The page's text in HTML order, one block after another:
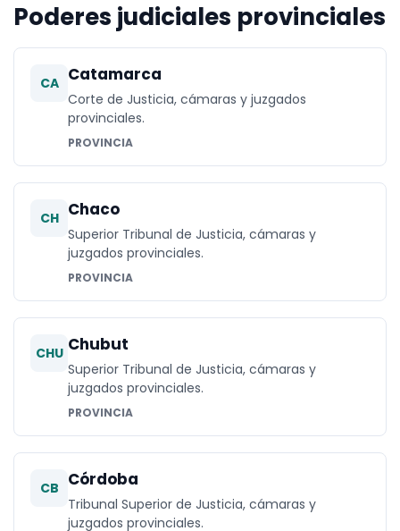
Poderes judiciales provinciales
CA Catamarca
Corte de Justicia, cámaras y juzgados
provinciales.
PROVINCIA
CH Chaco
Superior Tribunal de Justicia, cámaras y
juzgados provinciales.
PROVINCIA
CHU Chubut
Superior Tribunal de Justicia, cámaras y
juzgados provinciales.
PROVINCIA
CB Córdoba
Tribunal Superior de Justicia, cámaras y
juzgados provinciales.